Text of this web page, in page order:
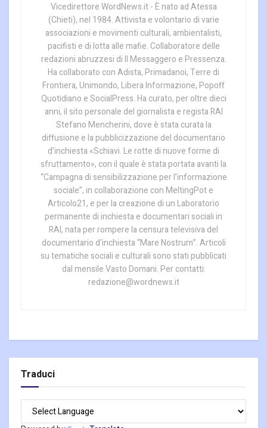
Vicedirettore WordNews.it - È nato ad Atessa
(Chieti), nel 1984. Attivista e volontario di varie
associazioni e movimenti culturali, ambientalisti,
pacifisti e di lotta alle mafie. Collaboratore delle
redazioni abruzzesi di Il Messaggero e Pressenza.
Ha collaborato con Adista, Primadanoi, Terre di
Frontiera, Unimondo, Libera Informazione, Popoff
Quotidiano e SocialPress. Ha curato, per oltre dieci
anni, il sito personale del giornalista e regista RAI
Stefano Mencherini, dove è stata curata la
diffusione e la pubblicizzazione del documentario
d’inchiesta «Schiavi. Le rotte di nuove forme di
sfruttamento», con il quale è stata portata avanti la
“Campagna di sensibilizzazione per l’informazione
sociale”, in collaborazione con MeltingPot e
Articolo21, e per la creazione di un Laboratorio
permanente di inchiesta e documentari sociali in
RAI, nata per rompere la censura televisiva del
documentario d’inchiesta “Mare Nostrum”. Articoli
su tematiche sociali e culturali sono stati pubblicati
dal mensile Vasto Domani. Per contatti:
redazione@wordnews.it
Traduci